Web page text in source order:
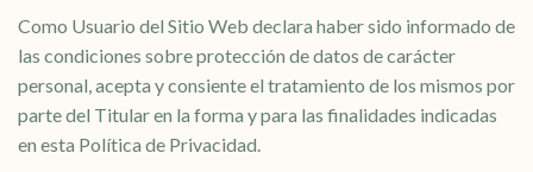
Como Usuario del Sitio Web declara haber sido informado de
las condiciones sobre protección de datos de carácter
personal, acepta y consiente el tratamiento de los mismos por
parte del Titular en la forma y para las finalidades indicadas
en esta Política de Privacidad.